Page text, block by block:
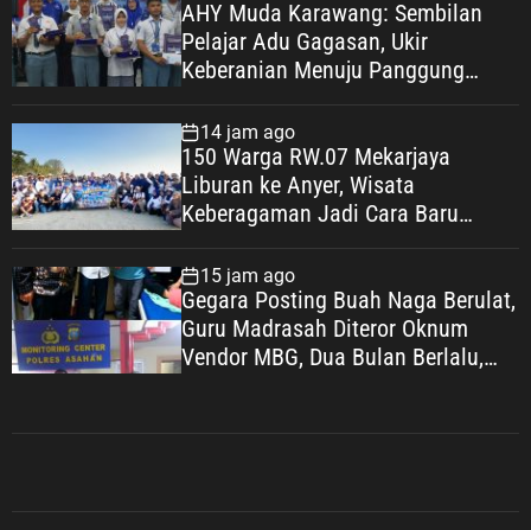
AHY Muda Karawang: Sembilan
Pelajar Adu Gagasan, Ukir
Keberanian Menuju Panggung
14 jam ago
150 Warga RW.07 Mekarjaya
Liburan ke Anyer, Wisata
Keberagaman Jadi Cara Baru
15 jam ago
Gegara Posting Buah Naga Berulat,
Guru Madrasah Diteror Oknum
Vendor MBG, Dua Bulan Berlalu,